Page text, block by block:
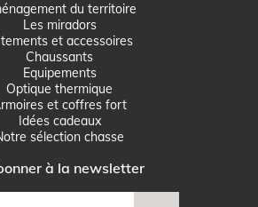
du territoire
Les miradors
et accessoires
Chaussants
Equipements
Optique thermique
et coffres fort
Idées cadeaux
sélection chasse
à la newsletter